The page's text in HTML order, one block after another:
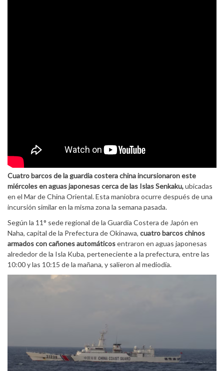
Cuatro barcos de la guardia costera china incursionaron este
miércoles en aguas japonesas cerca de las Islas Senkaku,ubicadas
en el Mar de China Oriental. Esta maniobra ocurre después de una
incursión similar en la misma zona la semana pasada.
Según la 11° sede regional de la Guardia Costera de Japón en
Naha, capital de la Prefectura de Okinawa, cuatro barcos chinos
armados con cañones automáticosentraron en aguas japonesas
alrededor de la Isla Kuba, perteneciente a la prefectura, entre las
10:00 y las 10:15 de la mañana, y salieron al mediodía.